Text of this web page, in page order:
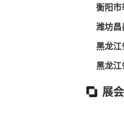
衡阳市
潍坊昌
黑龙江
黑龙江
展